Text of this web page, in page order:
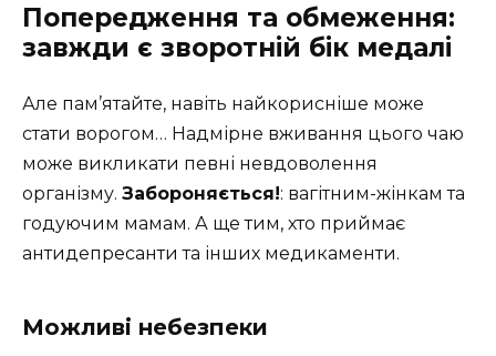
Попередження та обмеження:
завжди є зворотній бік медалі
Але пам’ятайте, навіть найкорисніше може
стати ворогом… Надмірне вживання цього чаю
може викликати певні невдоволення
організму. Забороняється!: вагітним-жінкам та
годуючим мамам. А ще тим, хто приймає
антидепресанти та інших медикаменти.
Можливі небезпеки